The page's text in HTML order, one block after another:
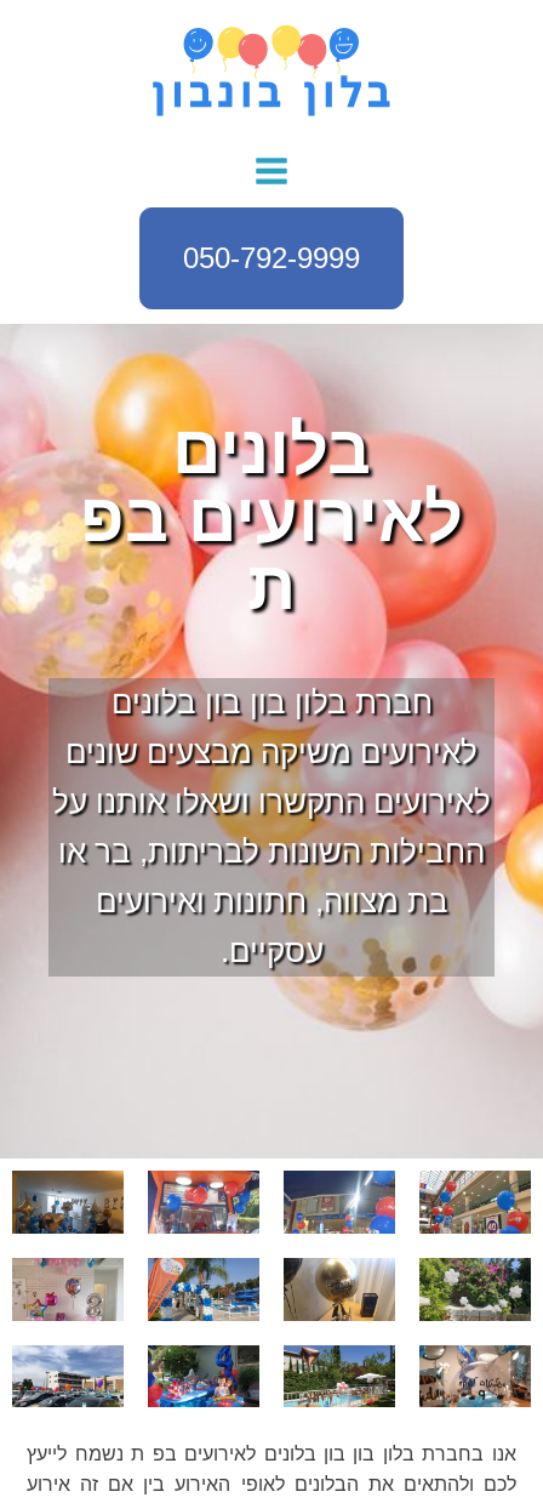
050-792-9999
בלונים
לאירועים בפ
ת
חברת בלון בון בון בלונים
לאירועים משיקה מבצעים שונים
לאירועים התקשרו ושאלו אותנו על
החבילות השונות לבריתות, בר או
בת מצווה, חתונות ואירועים
עסקיים.
אנו בחברת בלון בון בון בלונים לאירועים בפ ת נשמח לייעץ
לכם ולהתאים את הבלונים לאופי האירוע בין אם זה אירוע